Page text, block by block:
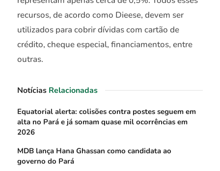
recursos, de acordo como Dieese, devem ser
utilizados para cobrir dívidas com cartão de
crédito, cheque especial, financiamentos, entre
outras.
Notícias Relacionadas
Equatorial alerta: colisões contra postes seguem em
alta no Pará e já somam quase mil ocorrências em
2026
MDB lança Hana Ghassan como candidata ao
governo do Pará